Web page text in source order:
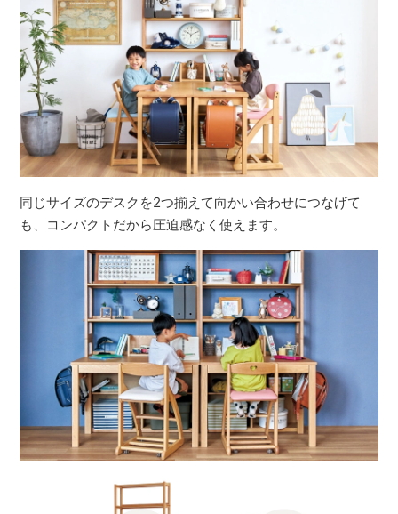
同じサイズのデスクを2つ揃えて向かい合わせにつなげて
も、コンパクトだから圧迫感なく使えます。